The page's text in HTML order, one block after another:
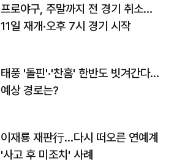
프로야구, 주말까지 전 경기 취소…
11일 재개·오후 7시 경기 시작
태풍 '돌핀'·'찬홈' 한반도 빗겨간다…
예상 경로는?
이재룡 재판行…다시 떠오른 연예계
'사고 후 미조치' 사례